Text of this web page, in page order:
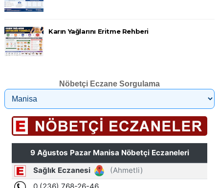
Karın Yağlarını Eritme Rehberi
Nöbetçi Eczane Sorgulama